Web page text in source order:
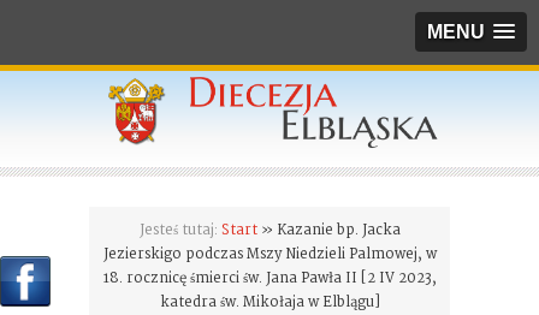
MENU
Jesteś tutaj: Start» Kazanie bp. Jacka
Jezierskigo podczas Mszy Niedzieli Palmowej, w
18. rocznicę śmierci św. Jana Pawła II [2 IV 2023,
katedra św. Mikołaja w Elblągu]